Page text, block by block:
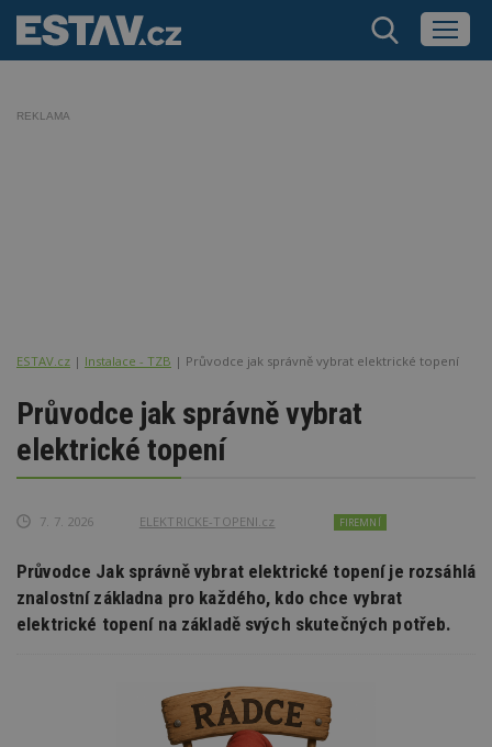
REKLAMA
ESTAV.cz Instalace - TZB Průvodce jak správně vybrat elektrické topení
Průvodce jak správně vybrat
elektrické topení
7. 7. 2026 ELEKTRICKE-TOPENI.cz FIREMNÍ
Průvodce Jak správně vybrat elektrické topení je rozsáhlá
znalostní základna pro každého, kdo chce vybrat
elektrické topení na základě svých skutečných potřeb.